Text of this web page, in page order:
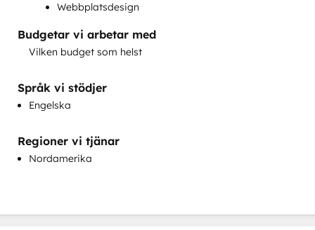
Webbplatsdesign
Budgetar vi arbetar med
Vilken budget som helst
Språk vi stödjer
Engelska
Regioner vi tjänar
Nordamerika